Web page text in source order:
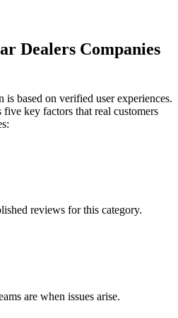
Dealers Companies
based on verified user experiences.
key factors that real customers
reviews for this category.
are when issues arise.